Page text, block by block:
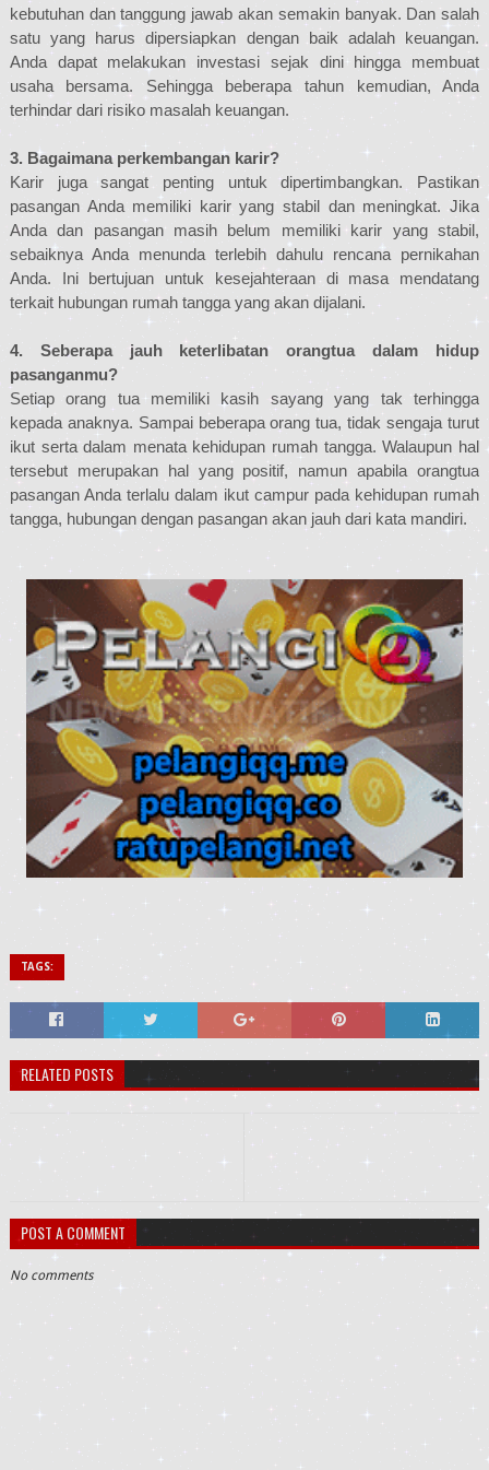
kebutuhan dan tanggung jawab akan semakin banyak. Dan salah
satu yang harus dipersiapkan dengan baik adalah keuangan.
Anda dapat melakukan investasi sejak dini hingga membuat
usaha bersama. Sehingga beberapa tahun kemudian, Anda
terhindar dari risiko masalah keuangan.
3. Bagaimana perkembangan karir?
Karir juga sangat penting untuk dipertimbangkan. Pastikan
pasangan Anda memiliki karir yang stabil dan meningkat. Jika
Anda dan pasangan masih belum memiliki karir yang stabil,
sebaiknya Anda menunda terlebih dahulu rencana pernikahan
Anda. Ini bertujuan untuk kesejahteraan di masa mendatang
terkait hubungan rumah tangga yang akan dijalani.
4. Seberapa jauh keterlibatan orangtua dalam hidup
pasanganmu?
Setiap orang tua memiliki kasih sayang yang tak terhingga
kepada anaknya. Sampai beberapa orang tua, tidak sengaja turut
ikut serta dalam menata kehidupan rumah tangga. Walaupun hal
tersebut merupakan hal yang positif, namun apabila orangtua
pasangan Anda terlalu dalam ikut campur pada kehidupan rumah
tangga, hubungan dengan pasangan akan jauh dari kata mandiri.
TAGS:
RELATED POSTS
POST A COMMENT
No comments